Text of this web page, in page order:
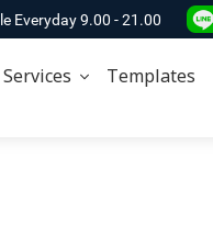
Everyday 9.00 - 21.00
Services Templates